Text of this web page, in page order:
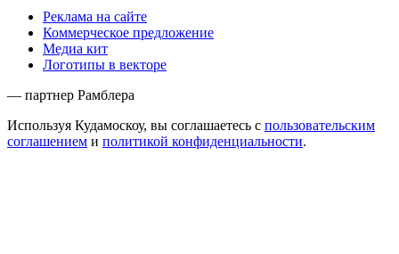
Реклама на сайте
Коммерческое предложение
Медиа кит
Логотипы в векторе
— партнер Рамблера
Используя Кудамоскоу, вы соглашаетесь с пользовательским
соглашением и политикой конфиденциальности.